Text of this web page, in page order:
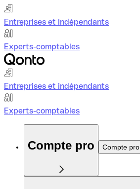
Entreprises et indépendants
Experts-comptables
Entreprises et indépendants
Experts-comptables
Compte pro Compte pro